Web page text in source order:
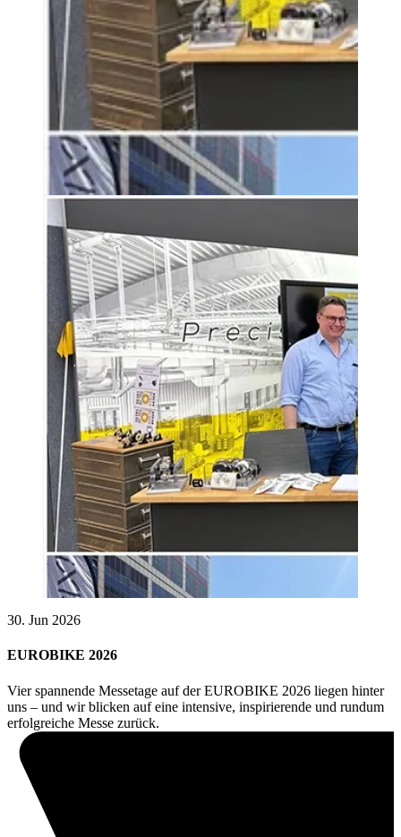
30. Jun 2026
EUROBIKE 2026
Vier spannende Messetage auf der EUROBIKE 2026 liegen hinter
uns – und wir blicken auf eine intensive, inspirierende und rundum
erfolgreiche Messe zurück.